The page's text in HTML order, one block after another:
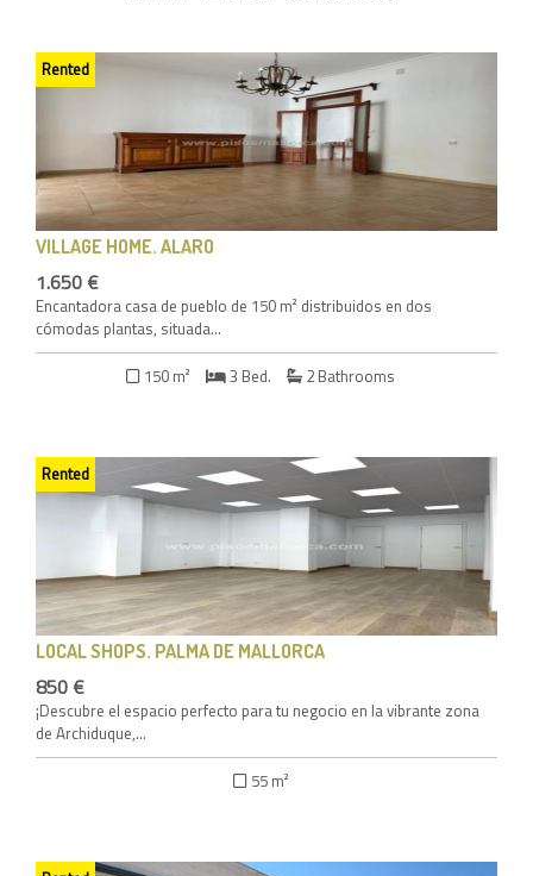
Rented
VILLAGE HOME. ALARO
1.650 €
Encantadora casa de pueblo de 150 m² distribuidos en dos
cómodas plantas, situada...
150 m²
3 Bed. 2 Bathrooms
Rented
LOCAL SHOPS. PALMA DE MALLORCA
850 €
¡Descubre el espacio perfecto para tu negocio en la vibrante zona
de Archiduque,...
55 m²